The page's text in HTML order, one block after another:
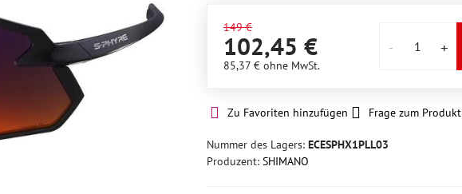
149 €
102,45 €
85,37 € ohne MwSt.
Zu Favoriten hinzufügen Frage zum Produkt
Nummer des Lagers: ECESPHX1PLL03
Produzent: SHIMANO